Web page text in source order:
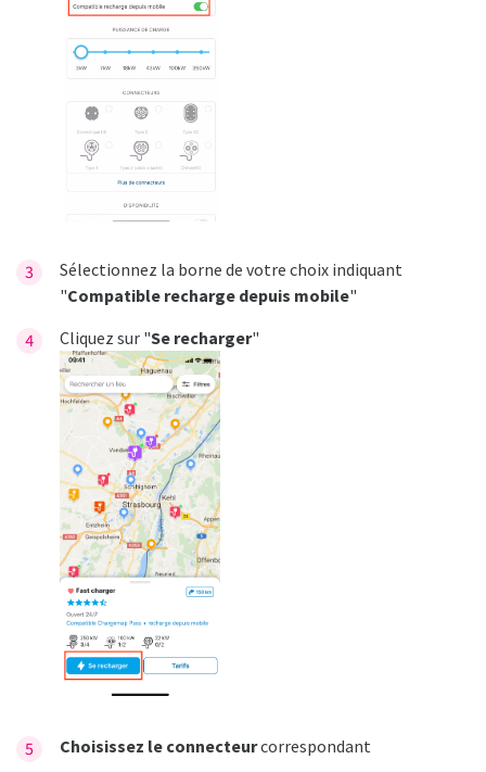
Sélectionnez la borne de votre choix indiquant
"Compatible recharge depuis mobile"
Cliquez sur "Se recharger"
Choisissez le connecteurcorrespondant